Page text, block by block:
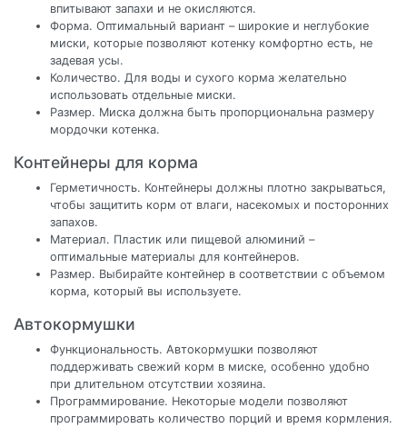
впитывают запахи и не окисляются.
Форма. Оптимальный вариант – широкие и неглубокие
миски, которые позволяют котенку комфортно есть, не
задевая усы.
Количество. Для воды и сухого корма желательно
использовать отдельные миски.
Размер. Миска должна быть пропорциональна размеру
мордочки котенка.
Контейнеры для корма
Герметичность. Контейнеры должны плотно закрываться,
чтобы защитить корм от влаги, насекомых и посторонних
запахов.
Материал. Пластик или пищевой алюминий –
оптимальные материалы для контейнеров.
Размер. Выбирайте контейнер в соответствии с объемом
корма, который вы используете.
Автокормушки
Функциональность. Автокормушки позволяют
поддерживать свежий корм в миске, особенно удобно
при длительном отсутствии хозяина.
Программирование. Некоторые модели позволяют
программировать количество порций и время кормления.